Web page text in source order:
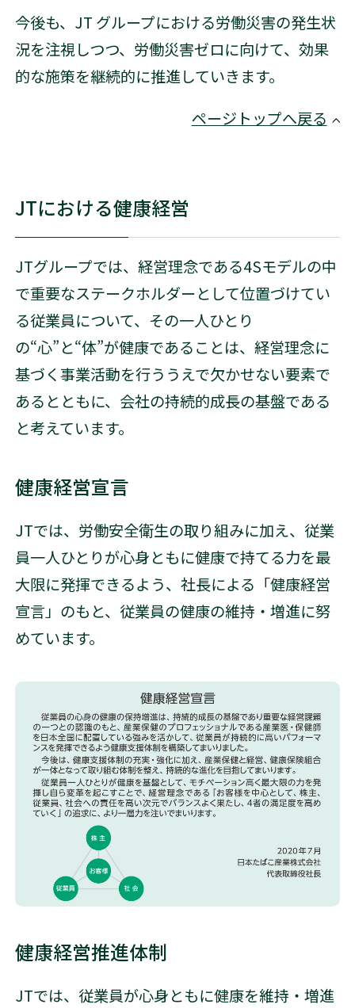
今後も、JT グループにおける労働災害の発生状
況を注視しつつ、労働災害ゼロに向けて、効果
的な施策を継続的に推進していきます。
ページトップへ戻る
JTにおける健康経営
JTグループでは、経営理念である4Sモデルの中
で重要なステークホルダーとして位置づけてい
る従業員について、その一人ひとり
の“心”と“体”が健康であることは、経営理念に
基づく事業活動を行ううえで欠かせない要素で
あるとともに、会社の持続的成長の基盤である
と考えています。
健康経営宣言
JTでは、労働安全衛生の取り組みに加え、従業
員一人ひとりが心身ともに健康で持てる力を最
大限に発揮できるよう、社長による「健康経営
宣言」のもと、従業員の健康の維持・増進に努
めています。
健康経営推進体制
JTでは、従業員が心身ともに健康を維持・増進